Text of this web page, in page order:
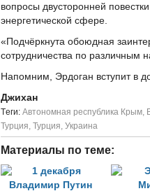
вопросы двусторонней
энергетической сфере.
«Подчёркнута обоюдная
сотрудничества по различным
Напомним, Эрдоган вступит в
Джихан
Tеги: Автономная республика Крым,
Турция, Турция, Украина
Материалы по теме: